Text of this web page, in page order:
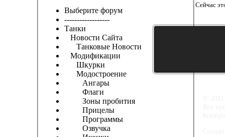
Выберите форум
------------------
Танки
Новости Сайта
Танковые Новости
Модификации
Шкурки
Модостроение
Ангары
Флаги
Зоны пробития
Прицелы
Программы
Озвучка
Сейчас